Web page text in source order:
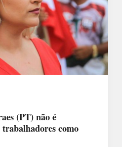
(PT) não é
como